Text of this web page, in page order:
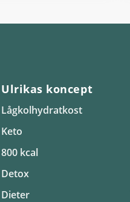
Ulrikas koncept
Lågkolhydratkost
Keto
800 kcal
Detox
Dieter